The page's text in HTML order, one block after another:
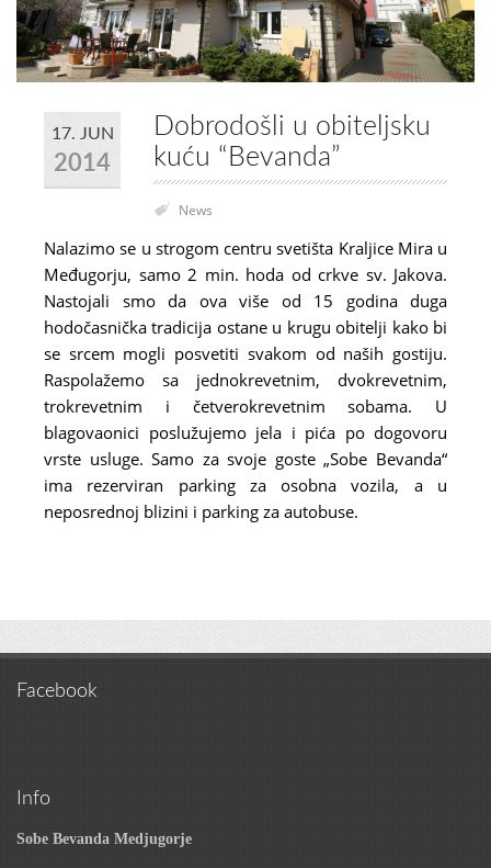
17. JUN
2014
Dobrodošli u obiteljsku
kuću “Bevanda”
News
Nalazimo se u strogom centru svetišta Kraljice Mira u
Međugorju, samo 2 min. hoda od crkve sv. Jakova.
Nastojali smo da ova više od 15 godina duga
hodočasnička tradicija ostane u krugu obitelji kako bi
se srcem mogli posvetiti svakom od naših gostiju.
Raspolažemo sa jednokrevetnim, dvokrevetnim,
trokrevetnim i četverokrevetnim sobama. U
blagovaonici poslužujemo jela i pića po dogovoru
vrste usluge. Samo za svoje goste „Sobe Bevanda“
ima rezerviran parking za osobna vozila, a u
neposrednoj blizini i parking za autobuse.
Facebook
Info
Sobe Bevanda Medjugorje